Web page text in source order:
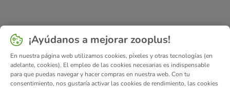
¡Ayúdanos a mejorar zooplus!
En nuestra página web utilizamos cookies, píxeles y otras tecnologías (en
adelante, cookies). El empleo de las cookies necesarias es indispensable
para que puedas navegar y hacer compras en nuestra web. Con tu
consentimiento, nos gustaría activar las cookies de rendimiento, las cookies